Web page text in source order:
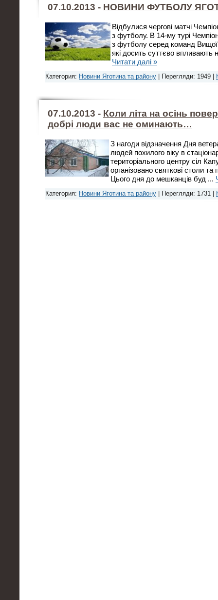
07.10.2013 - НОВИНИ ФУТБОЛУ
Відбулися чергові матчі
з футболу. В 14-му турі
з футболу серед команд Вищої
які досить суттєво впливають
Читати далі »
Категория: Новини Яготина та району | Перегляди: 1949 |
07.10.2013 - Коли літа на осінь
добрі люди вас не оминають…
З нагоди відзначення Дня
людей похилого віку в
територіального центру сіл
організовано святкові столи та
Цього дня до мешканців буд ...
Категория: Новини Яготина та району | Перегляди: 1731 |